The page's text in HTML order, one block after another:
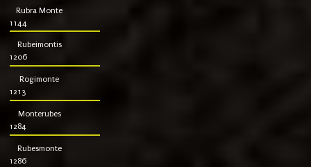
Rubra Monte
1144
Rubeimontis
1206
Rogimonte
1213
Monterubes
1284
Rubesmonte
1286